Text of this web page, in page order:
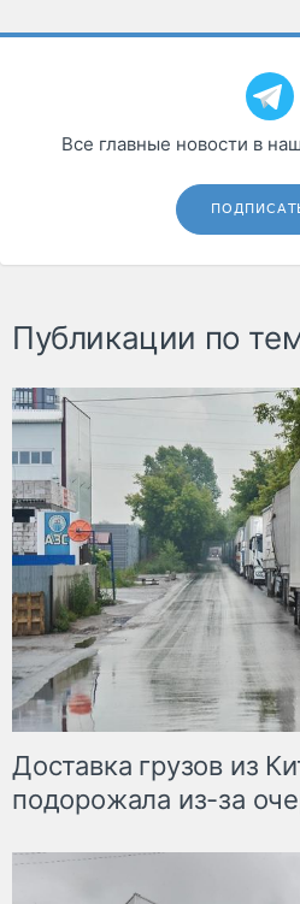
Все главные новости в
Публикации по
Доставка грузов из
подорожала из-за